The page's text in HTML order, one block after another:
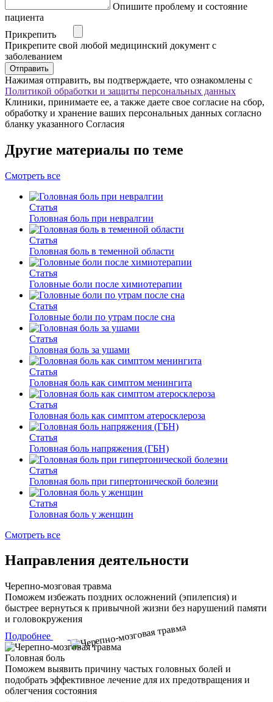
Опишите проблему и состояние
пациента
Прикрепить
Прикрепите свой любой медицинский документ с
заболеванием
Отправить
Нажимая отправить, вы подтверждаете, что ознакомлены с
Политикой обработки и защиты персональных данных
Клиники, принимаете ее, а также даете свое согласие на сбор,
обработку и хранение ваших персональных данных согласно
бланку указанного Согласия
Другие материалы по теме
Смотреть все
Статья
Головная боль при невралгии
Статья
Головная боль в теменной области
Статья
Головные боли после химиотерапии
Статья
Головные боли по утрам после сна
Статья
Головная боль за ушами
Статья
Головная боль как симптом менингита
Статья
Головная боль как симптом атеросклероза
Статья
Головная боль напряжения (ГБН)
Статья
Головная боль при гипертонической болезни
Статья
Головная боль у женщин
Смотреть все
Направления деятельности
Черепно-мозговая травма
Поможем избежать поздних осложнений (эпилепсия) и
быстрее вернуться к привычной жизни без нарушений памяти
и головокружения
Подробнее
Головная боль
Поможем выявить причину частых головных болей и
подобрать эффективное лечение для их предотвращения и
облегчения состояния